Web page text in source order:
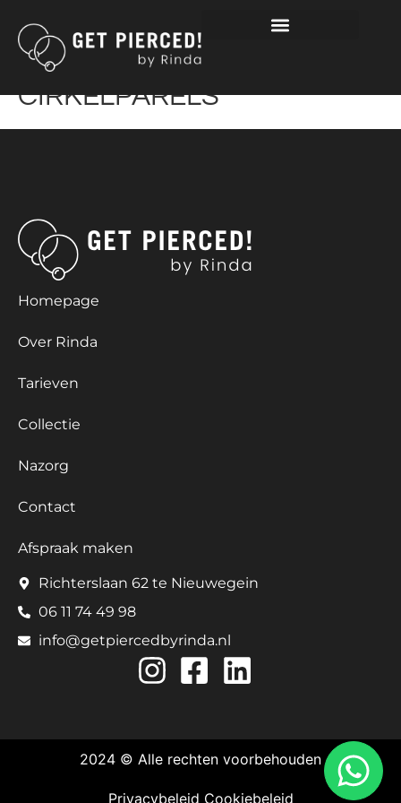
TEPELPIERCING ASTM
F136 TITANIUM
CIRKELPARELS
Homepage
Over Rinda
Tarieven
Collectie
Nazorg
Contact
Afspraak maken
Richterslaan 62 te Nieuwegein
06 11 74 49 98
info@getpiercedbyrinda.nl
2024 © Alle rechten voorbehouden
Privacybeleid Cookiebeleid